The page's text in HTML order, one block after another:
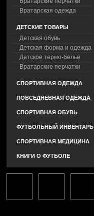
Вратарская одежда
ДЕТСКИЕ ТОВАРЫ
Детская обувь
Детская форма и одежда
Детское термо-белье
Вратарские перчатки
СПОРТИВНАЯ ОДЕЖДА
ПОВСЕДНЕВНАЯ ОДЕЖДА
СПОРТИВНАЯ ОБУВЬ
ФУТБОЛЬНЫЙ ИНВЕНТАРЬ
СПОРТИВНАЯ МЕДИЦИНА
КНИГИ О ФУТБОЛЕ